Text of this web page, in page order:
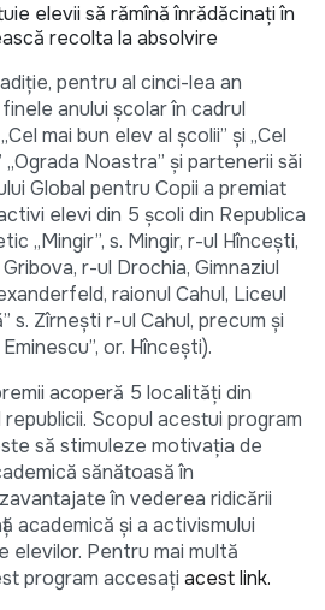
elevii să rămînă înrădăcinați în
recolta la absolvire
pentru al cinci-lea an
anului şcolar în cadrul
mai bun elev al școlii” și „Cel
Noastra” și partenerii săi
Global pentru Copii a premiat
elevi din 5 şcoli din Republica
„Mingir”, s. Mingir, r-ul Hîncești,
Gribova, r-ul Drochia, Gimnaziul
raionul Cahul, Liceul
s. Zîrnești r-ul Cahul, precum şi
or. Hîncești).
acoperă 5 localități din
Scopul acestui program
să stimuleze motivația de
sănătoasă în
în vederea ridicării
academică şi a activismului
elevilor. Pentru mai multă
program accesați acest link.